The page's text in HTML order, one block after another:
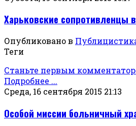
Харьковские сопротивленцы
Опубликовано в
Теги
Станьте первым
Подробнее ...
Среда, 16 сентября 2015 21:13
Особой миссии больничный